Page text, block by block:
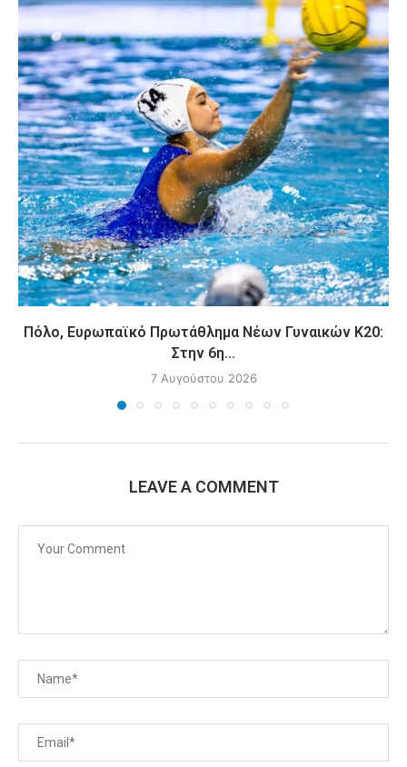
Πόλο, Ευρωπαϊκό Πρωτάθλημα Νέων Γυναικών Κ20:
Στην 6η...
7 Αυγούστου 2026
LEAVE A COMMENT